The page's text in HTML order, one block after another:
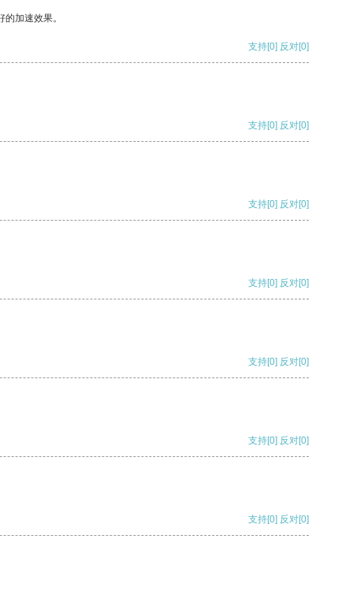
加速效果。
支持[0] 反对[0]
支持[0] 反对[0]
支持[0] 反对[0]
支持[0] 反对[0]
支持[0] 反对[0]
支持[0] 反对[0]
支持[0] 反对[0]